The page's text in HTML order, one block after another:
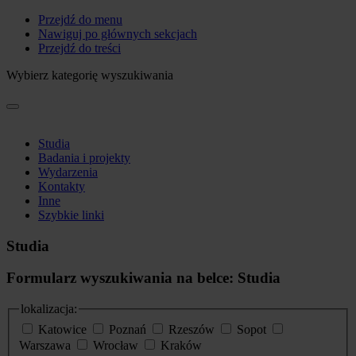
Przejdź do menu
Nawiguj po głównych sekcjach
Przejdź do treści
Wybierz kategorię wyszukiwania
Studia
Badania i projekty
Wydarzenia
Kontakty
Inne
Szybkie linki
Studia
Formularz wyszukiwania na belce: Studia
lokalizacja:
Katowice
Poznań Rzeszów
Sopot
Warszawa
Wrocław Kraków